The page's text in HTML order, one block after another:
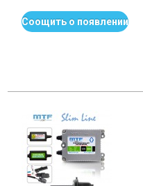
Соощить о появлении